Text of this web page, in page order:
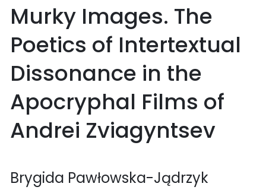
Murky Images. The
Poetics of Intertextual
Dissonance in the
Apocryphal Films of
Andrei Zviagyntsev
Brygida Pawłowska-Jądrzyk